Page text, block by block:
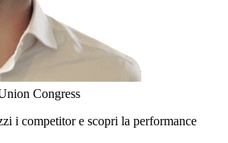
Congress
i competitor e scopri la performance